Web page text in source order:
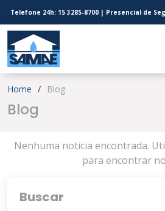
Telefone 24h: 15 3285-8700 | Presencial de
Home Blog
Blog
Nenhuma notícia encontrada.
para encontrar
Buscar